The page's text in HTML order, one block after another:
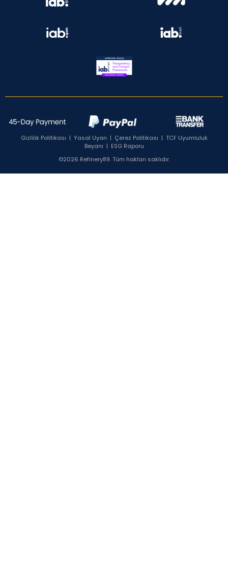
Gizlilik Politikası | Yasal Uyarı | Çerez Politikası | TCF Uyumluluk
Beyanı | ESG Raporu
©2026 Refinery89. Tüm hakları saklıdır.